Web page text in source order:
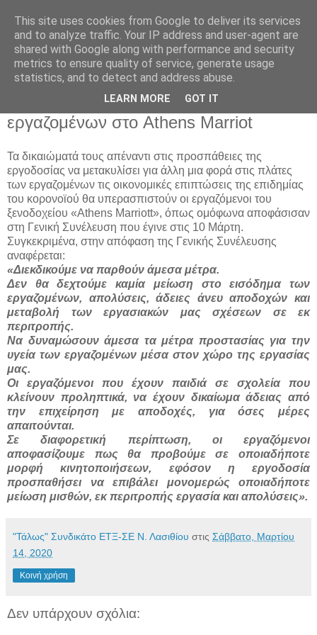
Απόφαση Γενικής Συνέλευσης των
εργαζομένων στο Athens Marriot
Τα δικαιώματά τους απέναντι στις προσπάθειες της
εργοδοσίας να μετακυλίσει για άλλη μια φορά στις πλάτες
των εργαζομένων τις οικονομικές επιπτώσεις της επιδημίας
του κορονοϊού θα υπερασπιστούν οι εργαζόμενοι του
ξενοδοχείου «Athens Marriott», όπως ομόφωνα αποφάσισαν
στη Γενική Συνέλευση που έγινε στις 10 Μάρτη.
Συγκεκριμένα, στην απόφαση της Γενικής Συνέλευσης
αναφέρεται:
«Διεκδικούμε να παρθούν άμεσα μέτρα.
Δεν θα δεχτούμε καμία μείωση στο εισόδημα των
εργαζομένων, απολύσεις, άδειες άνευ αποδοχών και
μεταβολή των εργασιακών μας σχέσεων σε εκ
περιτροπής.
Να δυναμώσουν άμεσα τα μέτρα προστασίας για την
υγεία των εργαζομένων μέσα στον χώρο της εργασίας
μας.
Οι εργαζόμενοι που έχουν παιδιά σε σχολεία που
κλείνουν προληπτικά, να έχουν δικαίωμα άδειας από
την επιχείρηση με αποδοχές, για όσες μέρες
απαιτούνται.
Σε διαφορετική περίπτωση, οι εργαζόμενοι
αποφασίζουμε πως θα προβούμε σε οποιαδήποτε
μορφή κινητοποιήσεων, εφόσον η εργοδοσία
προσπαθήσει να επιβάλει μονομερώς οποιαδήποτε
μείωση μισθών, εκ περιτροπής εργασία και απολύσεις».
"Τάλως" Συνδικάτο ΕΤΞ-ΣΕ Ν. Λασιθίου στις Σάββατο, Μαρτίου
14, 2020
Κοινή χρήση
Δεν υπάρχουν σχόλια:
This site uses cookies from Google to deliver its services
and to analyze traffic. Your IP address and user-agent are
shared with Google along with performance and security
metrics to ensure quality of service, generate usage
statistics, and to detect and address abuse.
LEARN MORE GOT IT